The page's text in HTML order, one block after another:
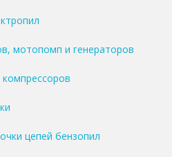
мотопомп и генераторов
цепей бензопил